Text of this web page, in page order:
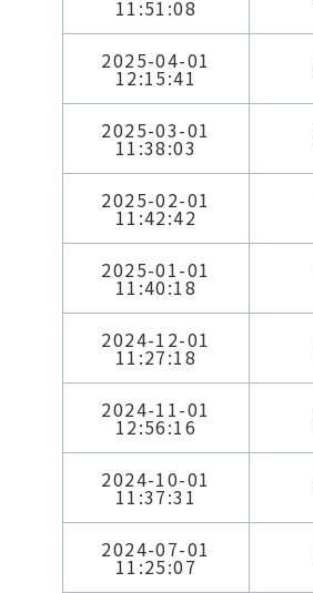
11:51:08
2025-04-01
12:15:41
2025-03-01
11:38:03
2025-02-01
11:42:42
2025-01-01
11:40:18
2024-12-01
11:27:18
2024-11-01
12:56:16
2024-10-01
11:37:31
2024-07-01
11:25:07